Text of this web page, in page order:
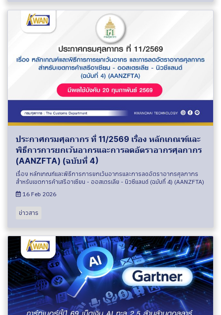
ประกาศกรมศุลกากร ที่ 11/2569 เรื่อง หลักเกณฑ์และ
พิธีการการยกเว้นอากรและการลดอัตราอากรศุลกากร
(AANZFTA) (ฉบับที่ 4)
เรื่อง หลักเกณฑ์และพิธีการการยกเว้นอากรและการลดอัตราอากรศุลกากร
สำหรับเขตการค้าเสรีอาเซียน - ออสเตรเลีย - นิวซีแลนด์ (ฉบับที่ 4) (AANZFTA)
16 Feb 2026
ข่าวสาร